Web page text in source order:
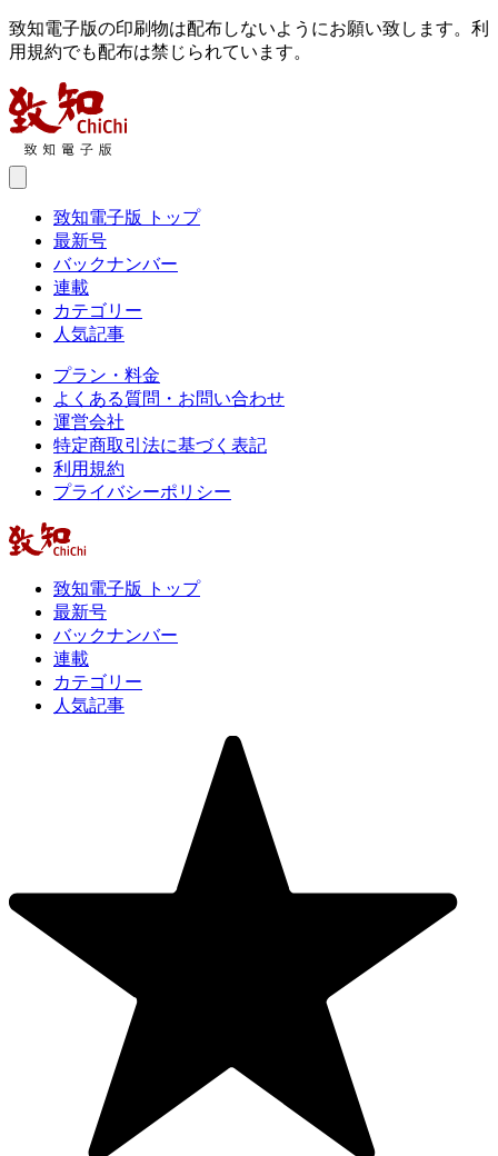
致知電子版の印刷物は配布しないようにお願い致します。利
用規約でも配布は禁じられています。
致知電子版 トップ
最新号
バックナンバー
連載
カテゴリー
人気記事
プラン・料金
よくある質問・お問い合わせ
運営会社
特定商取引法に基づく表記
利用規約
プライバシーポリシー
致知電子版 トップ
最新号
バックナンバー
連載
カテゴリー
人気記事